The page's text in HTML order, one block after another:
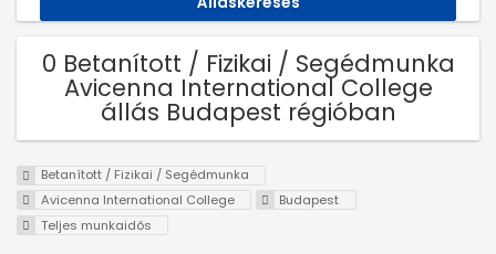
0 Betanított / Fizikai / Segédmunka
Avicenna International College
állás Budapest régióban
Betanított / Fizikai / Segédmunka
Avicenna International College
Budapest
Teljes munkaidős